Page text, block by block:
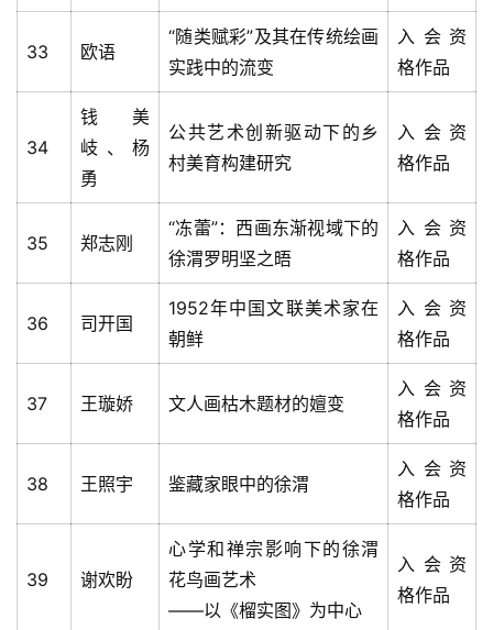
33 欧语
“随类赋彩”及其在传统绘画
实践中的流变
入会资
格作品
34
钱美
岐、杨
勇
公共艺术创新驱动下的乡
村美育构建研究
入会资
格作品
35 郑志刚
“冻蕾”：西画东渐视域下的
徐渭罗明坚之晤
入会资
格作品
36 司开国
1952年中国文联美术家在
朝鲜
入会资
格作品
37 王璇娇 文人画枯木题材的嬗变
入会资
格作品
38 王照宇 鉴藏家眼中的徐渭
入会资
格作品
39 谢欢盼
心学和禅宗影响下的徐渭
花鸟画艺术
——以《榴实图》为中心
入会资
格作品